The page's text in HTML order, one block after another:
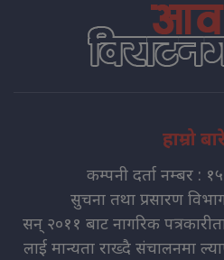
हाम्रो
कम्पनी दर्ता नम्बर :
सुचना तथा प्रसारण
सन् २०११ बाट नागरिक
लाई मान्यता राख्दै संचालनमा